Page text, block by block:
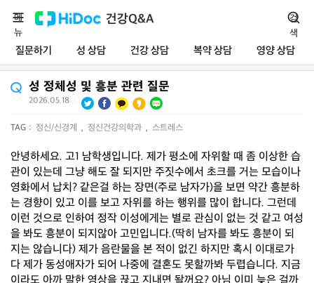
건강Q&A
질문하기 성 상담 건강 상담 복약 상담 영양 상담
메
뉴
검
색
성 정체성 및 흥분 관련 질문
2026.05.18
TAG : 정신/신경계 , 정신건강의학과 , 스트레스
안녕하세요. 고1 남학생입니다. 제가 평소에 자위할 때 좀 이상한 습
관이 있는데 그냥 해도 잘 되지만 주짓수에서 초크를 거는 모습이나
영화에서 납치? 같은걸 하는 장면(주로 남자가)을 보면 약간 흥분하
는 경향이 있고 이를 보고 자위를 하는 행위를 많이 합니다. 그런데
이런 것으로 인하여 정작 이성에게는 별로 관심이 없는 것 같고 여성
을 봐도 흥분이 되지않아 고민입니다.(딱히 남자를 봐도 흥분이 되
지는 않습니다) 제가 음란물을 본 적이 없긴 하지만 혹시 이대로가
다 제가 동성애자가 되어 나중에 결혼도 못할까봐 두렵습니다. 지금